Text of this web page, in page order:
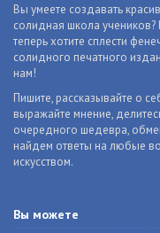
Вы умеете создавать
солидная школа учеников?
теперь хотите сплести
солидного печатного
нам!
Пишите, рассказывайте о
выражайте мнение,
очередного шедевра,
найдем ответы на любые
искусством.
Вы можете